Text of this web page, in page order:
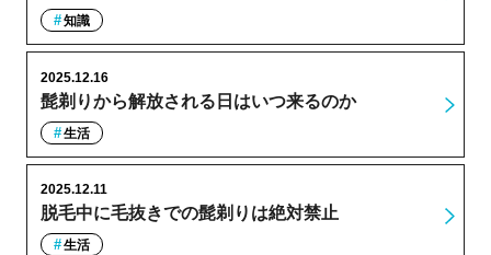
知識
髭剃りから解放される日はいつ来るのか
2025.12.16
生活
脱毛中に毛抜きでの髭剃りは絶対禁止
2025.12.11
生活